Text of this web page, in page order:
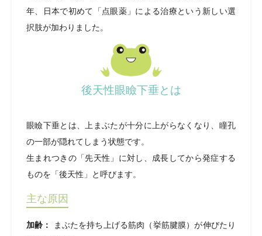
年、日本で初めて「点眼薬」による治療という新しい選
択肢が加わりました。
後天性眼瞼下垂とは
眼瞼下垂とは、上まぶたが十分に上がらなくなり、瞳孔
の一部が隠れてしまう状態です。
生まれつきの「先天性」に対し、成長してから発症する
ものを「後天性」と呼びます。
主な原因
加齢：
まぶたを持ち上げる筋肉（挙筋腱膜）が伸びたり